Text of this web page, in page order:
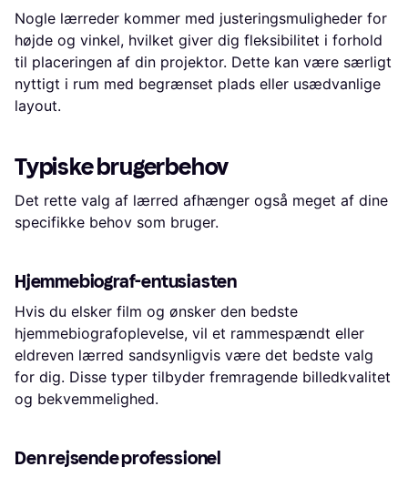
Nogle lærreder kommer med justeringsmuligheder for
højde og vinkel, hvilket giver dig fleksibilitet i forhold
til placeringen af din projektor. Dette kan være særligt
nyttigt i rum med begrænset plads eller usædvanlige
layout.
Typiske brugerbehov
Det rette valg af lærred afhænger også meget af dine
specifikke behov som bruger.
Hjemmebiograf-entusiasten
Hvis du elsker film og ønsker den bedste
hjemmebiografoplevelse, vil et rammespændt eller
eldreven lærred sandsynligvis være det bedste valg
for dig. Disse typer tilbyder fremragende billedkvalitet
og bekvemmelighed.
Den rejsende professionel